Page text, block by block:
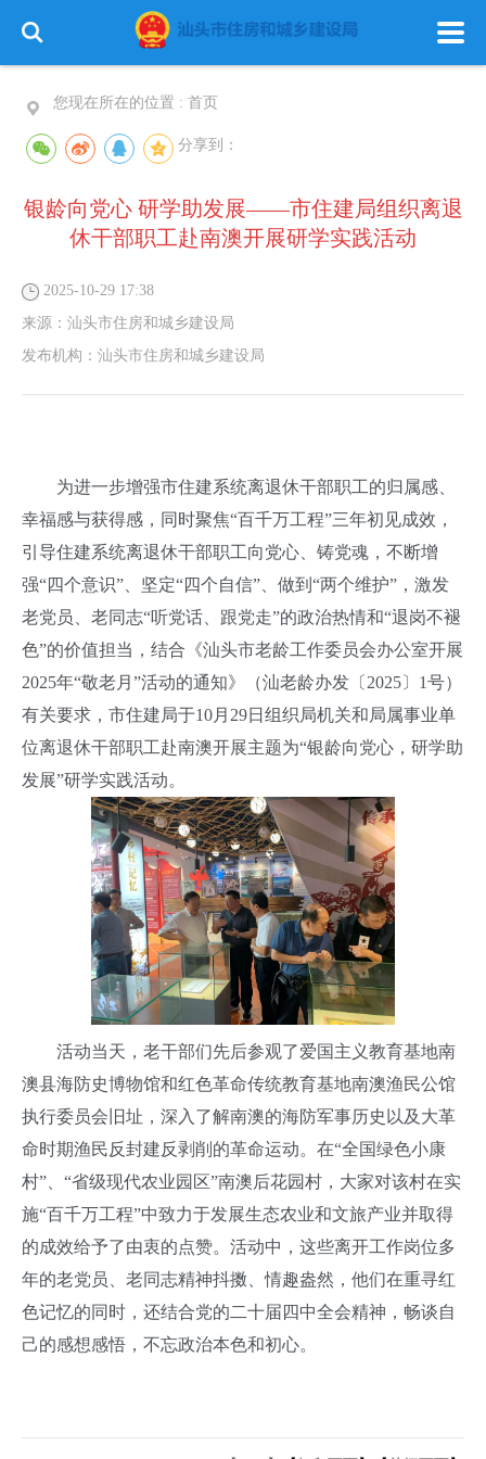
您现在所在的位置 : 首页
分享到：
银龄向党心 研学助发展——市住建局组织离退
休干部职工赴南澳开展研学实践活动
2025-10-29 17:38
来源： 汕头市住房和城乡建设局
发布机构： 汕头市住房和城乡建设局
为进一步增强市住建系统离退休干部职工的归属感、
幸福感与获得感，同时聚焦“百千万工程”三年初见成效，
引导住建系统离退休干部职工向党心、铸党魂，不断增
强“四个意识”、坚定“四个自信”、做到“两个维护”，激发
老党员、老同志“听党话、跟党走”的政治热情和“退岗不褪
色”的价值担当，结合《汕头市老龄工作委员会办公室开展
2025年“敬老月”活动的通知》（汕老龄办发〔2025〕1号）
有关要求，市住建局于10月29日组织局机关和局属事业单
位离退休干部职工赴南澳开展主题为“银龄向党心，研学助
发展”研学实践活动。
活动当天，老干部们先后参观了爱国主义教育基地南
澳县海防史博物馆和红色革命传统教育基地南澳渔民公馆
执行委员会旧址，深入了解南澳的海防军事历史以及大革
命时期渔民反封建反剥削的革命运动。在“全国绿色小康
村”、“省级现代农业园区”南澳后花园村，大家对该村在实
施“百千万工程”中致力于发展生态农业和文旅产业并取得
的成效给予了由衷的点赞。活动中，这些离开工作岗位多
年的老党员、老同志精神抖擞、情趣盎然，他们在重寻红
色记忆的同时，还结合党的二十届四中全会精神，畅谈自
己的感想感悟，不忘政治本色和初心。